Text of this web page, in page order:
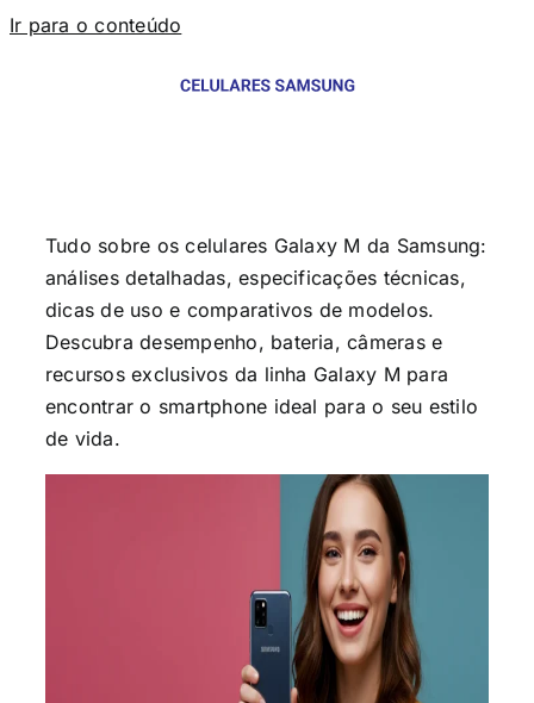
Ir para o conteúdo
Tudo sobre os celulares Galaxy M da Samsung:
análises detalhadas, especificações técnicas,
dicas de uso e comparativos de modelos.
Descubra desempenho, bateria, câmeras e
recursos exclusivos da linha Galaxy M para
encontrar o smartphone ideal para o seu estilo
de vida.